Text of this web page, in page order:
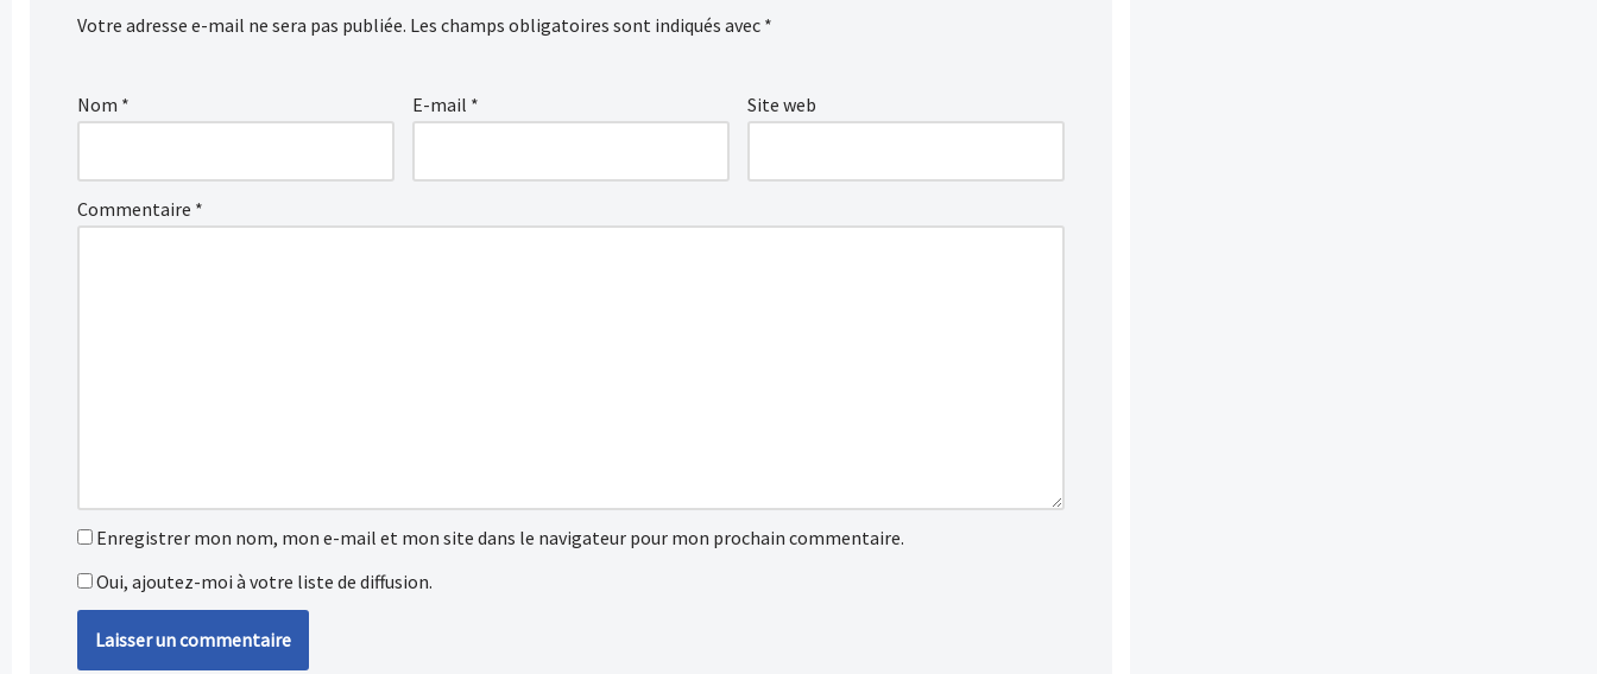
Votre adresse e-mail ne sera pas publiée. Les champs obligatoires sont indiqués avec *
Nom * E-mail * Site web
Commentaire *
Enregistrer mon nom, mon e-mail et mon site dans le navigateur pour mon prochain commentaire.
Oui, ajoutez-moi à votre liste de diffusion.